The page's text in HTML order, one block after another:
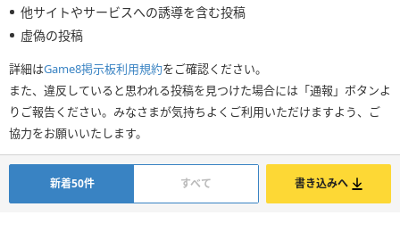
他サイトやサービスへの誘導を含む投稿
虚偽の投稿
詳細はGame8掲示板利用規約をご確認ください。
また、違反していると思われる投稿を見つけた場合には「通報」ボタンよ
りご報告ください。みなさまが気持ちよくご利用いただけますよう、ご
協力をお願いいたします。
新着50件 すべて 書き込みへ